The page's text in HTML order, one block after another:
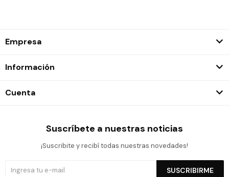
Empresa
Información
Cuenta
Suscríbete a nuestras noticias
¡Suscribite y recibí todas nuestras novedades!
SUSCRIBIRME